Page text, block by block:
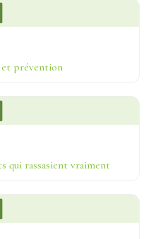
et prévention
qui rassasient vraiment